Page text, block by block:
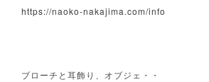
https://naoko-nakajima.com/info
ブローチと耳飾り、オブジェ・・